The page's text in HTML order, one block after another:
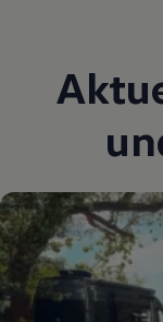
Karriere
Events
75 Jahre
Uptime